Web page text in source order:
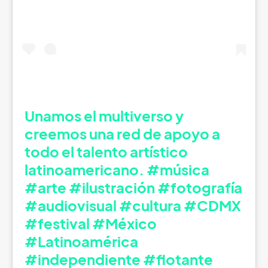
Unamos el multiverso y
creemos una red de apoyo a
todo el talento artístico
latinoamericano. #música
#arte #ilustración #fotografía
#audiovisual #cultura #CDMX
#festival #México
#Latinoamérica
#independiente #flotante